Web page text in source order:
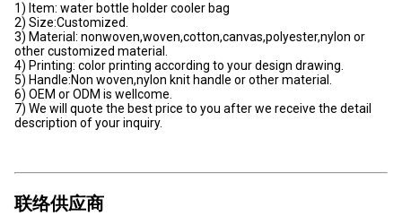
1) Item: water bottle holder cooler bag
2) Size:Customized.
3) Material: nonwoven,woven,cotton,canvas,polyester,nylon or
other customized material.
4) Printing: color printing according to your design drawing.
5) Handle:Non woven,nylon knit handle or other material.
6) OEM or ODM is wellcome.
7) We will quote the best price to you after we receive the detail
description of your inquiry.
联络供应商